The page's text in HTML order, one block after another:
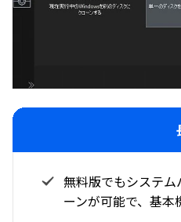
無料版でもシステム
ーンが可能で、基本